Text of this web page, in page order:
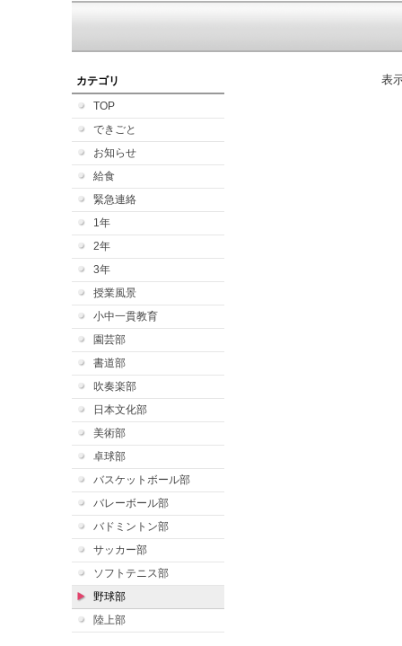
カテゴリ
TOP
できごと
お知らせ
給食
緊急連絡
1年
2年
3年
授業風景
小中一貫教育
園芸部
書道部
吹奏楽部
日本文化部
美術部
卓球部
バスケットボール部
バレーボール部
バドミントン部
サッカー部
ソフトテニス部
野球部
陸上部
表